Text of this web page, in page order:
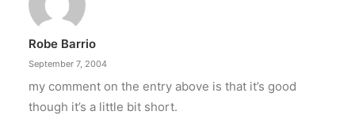
Robe Barrio
September 7, 2004
my comment on the entry above is that it’s good
though it’s a little bit short.